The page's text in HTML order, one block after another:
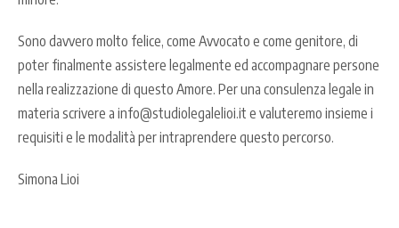
Sono davvero molto felice, come Avvocato e come genitore, di
poter finalmente assistere legalmente ed accompagnare persone
nella realizzazione di questo Amore. Per una consulenza legale in
materia scrivere a info@studiolegalelioi.it e valuteremo insieme i
requisiti e le modalità per intraprendere questo percorso.
Simona Lioi